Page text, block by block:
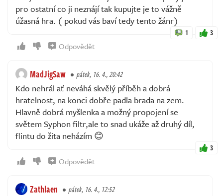
pro ostatní co ji neznájí tak kupujte je to vážně
úžasná hra. ( pokud vás baví tedy tento žánr)
1 3
Odpovědět
MadJigSaw pátek, 16. 4., 20:42
Kdo nehrál ať neváhá skvělý příběh a dobrá
hratelnost, na konci dobře padla brada na zem.
Hlavně dobrá myšlenka a možný propojení se
světem Syphon filtr,ale to snad ukáže až druhý díl,
flintu do žita neházím 😊
3
Odpovědět
Zathlaen pátek, 16. 4., 12:52